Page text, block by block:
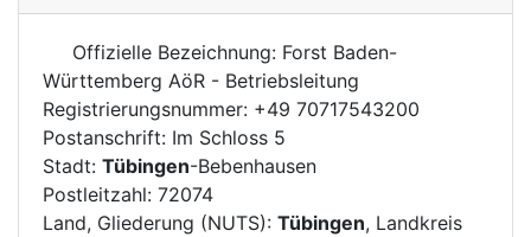
Offizielle Bezeichnung: Forst Baden-
Württemberg AöR - Betriebsleitung
Registrierungsnummer: +49 70717543200
Postanschrift: Im Schloss 5
Stadt: Tübingen-Bebenhausen
Postleitzahl: 72074
Land, Gliederung (NUTS): Tübingen, Landkreis